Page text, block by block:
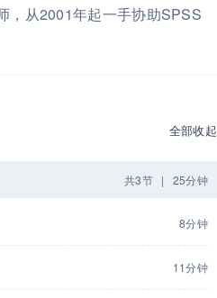
，从2001年起一手协助SPSS
全部收起
共3节 | 25分钟
8分钟
11分钟